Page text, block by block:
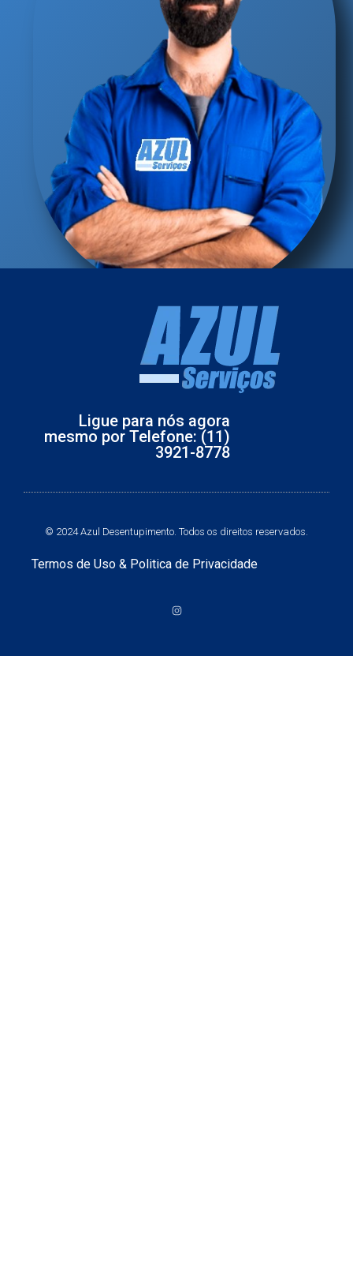
Ligue para nós agora
mesmo por Telefone: (11)
3921-8778
© 2024 Azul Desentupimento. Todos os direitos reservados.
Termos de Uso & Politica de Privacidade